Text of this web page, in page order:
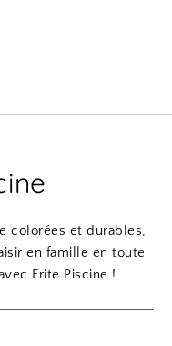
colorées et durables,
en famille en toute
Frite Piscine !